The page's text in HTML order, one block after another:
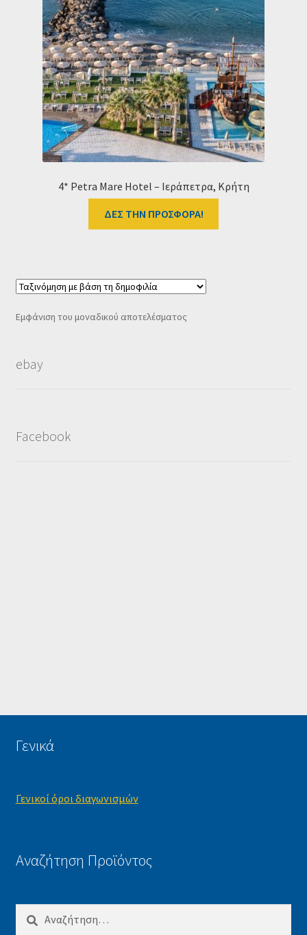
Ταμείο
HOME
4* Petra Mare Hotel – Ιεράπετρα, Κρήτη
ΔΕΣ ΤΗΝ ΠΡΟΣΦΟΡΑ!
Εμφάνιση του μοναδικού αποτελέσματος
ebay
Facebook
Γενικά
Γενικοί όροι διαγωνισμών
Αναζήτηση Προϊόντος
Αναζήτηση